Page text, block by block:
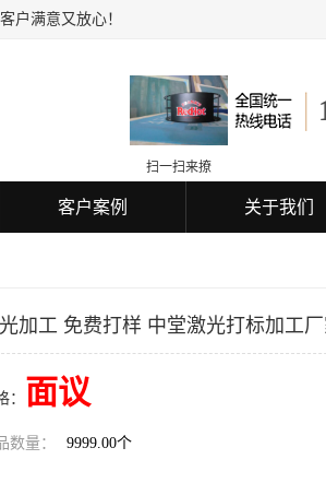
户满意又放心！
扫一扫来撩
客户案例 关于我们
加工 免费打样 中堂激光打标加工
： 面议
数量： 9999.00个